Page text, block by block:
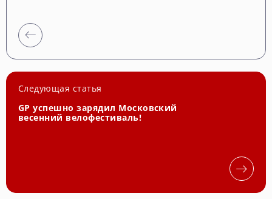
Следующая статья
GP успешно зарядил Московский
весенний велофестиваль!